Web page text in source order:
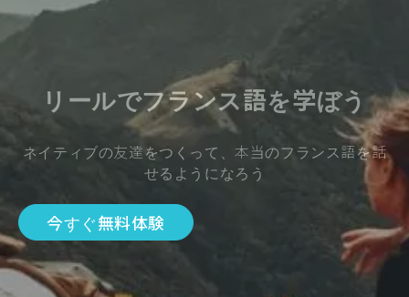
リールでフランス語を学ぼう
ネイティブの友達をつくって、本当のフランス語を話
せるようになろう
今すぐ無料体験